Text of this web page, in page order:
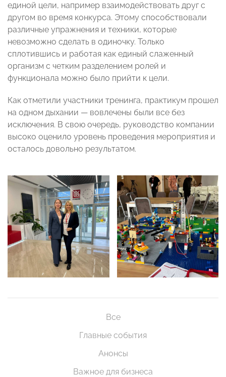
единой цели, например взаимодействовать друг с
другом во время конкурса. Этому способствовали
различные упражнения и техники, которые
невозможно сделать в одиночку. Только
сплотившись и работая как единый слаженный
организм с четким разделением ролей и
функционала можно было прийти к цели.
Как отметили участники тренинга, практикум прошел
на одном дыхании — вовлечены были все без
исключения. В свою очередь, руководство компании
высоко оценило уровень проведения мероприятия и
осталось довольно результатом.
Все
Главные события
Анонсы
Важное для бизнеса